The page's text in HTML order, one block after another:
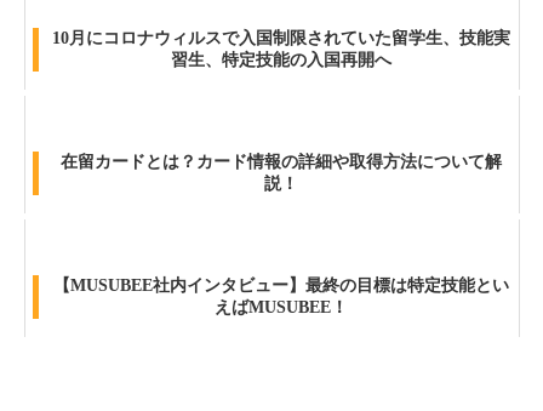
10月にコロナウィルスで入国制限されていた留学生、技能実
習生、特定技能の入国再開へ
在留カードとは？カード情報の詳細や取得方法について解
説！
【MUSUBEE社内インタビュー】最終の目標は特定技能とい
えばMUSUBEE！